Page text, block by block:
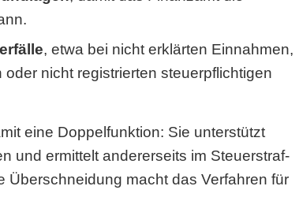
, etwa bei nicht erklärten Einnahmen,
nicht registrierten steuerpflichtigen
eine Doppelfunktion: Sie unterstützt
und ermittelt andererseits im Steuerstraf-
macht das Verfahren für